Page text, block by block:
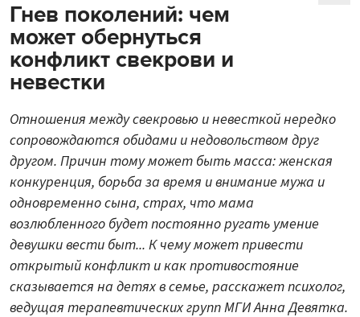
Гнев поколений: чем
может обернуться
конфликт свекрови и
невестки
Отношения между свекровью и невесткой нередко
сопровождаются обидами и недовольством друг
другом. Причин тому может быть масса: женская
конкуренция, борьба за время и внимание мужа и
одновременно сына, страх, что мама
возлюбленного будет постоянно ругать умение
девушки вести быт... К чему может привести
открытый конфликт и как противостояние
сказывается на детях в семье, расскажет психолог,
ведущая терапевтических групп МГИ Анна Девятка.